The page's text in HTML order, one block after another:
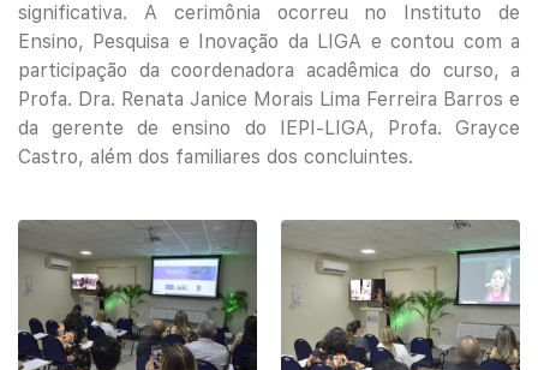
significativa. A cerimônia ocorreu no Instituto de
Ensino, Pesquisa e Inovação da LIGA e contou com a
participação da coordenadora acadêmica do curso, a
Profa. Dra. Renata Janice Morais Lima Ferreira Barros e
da gerente de ensino do IEPI-LIGA, Profa. Grayce
Castro, além dos familiares dos concluintes.